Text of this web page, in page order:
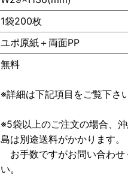
1袋200枚
ユポ原紙＋両面PP
無料
※詳細は下記項目をご覧下さい
※5袋以上のご注文の場合、
島は別途送料がかかります。
お手数ですがお問い合わせ
い。